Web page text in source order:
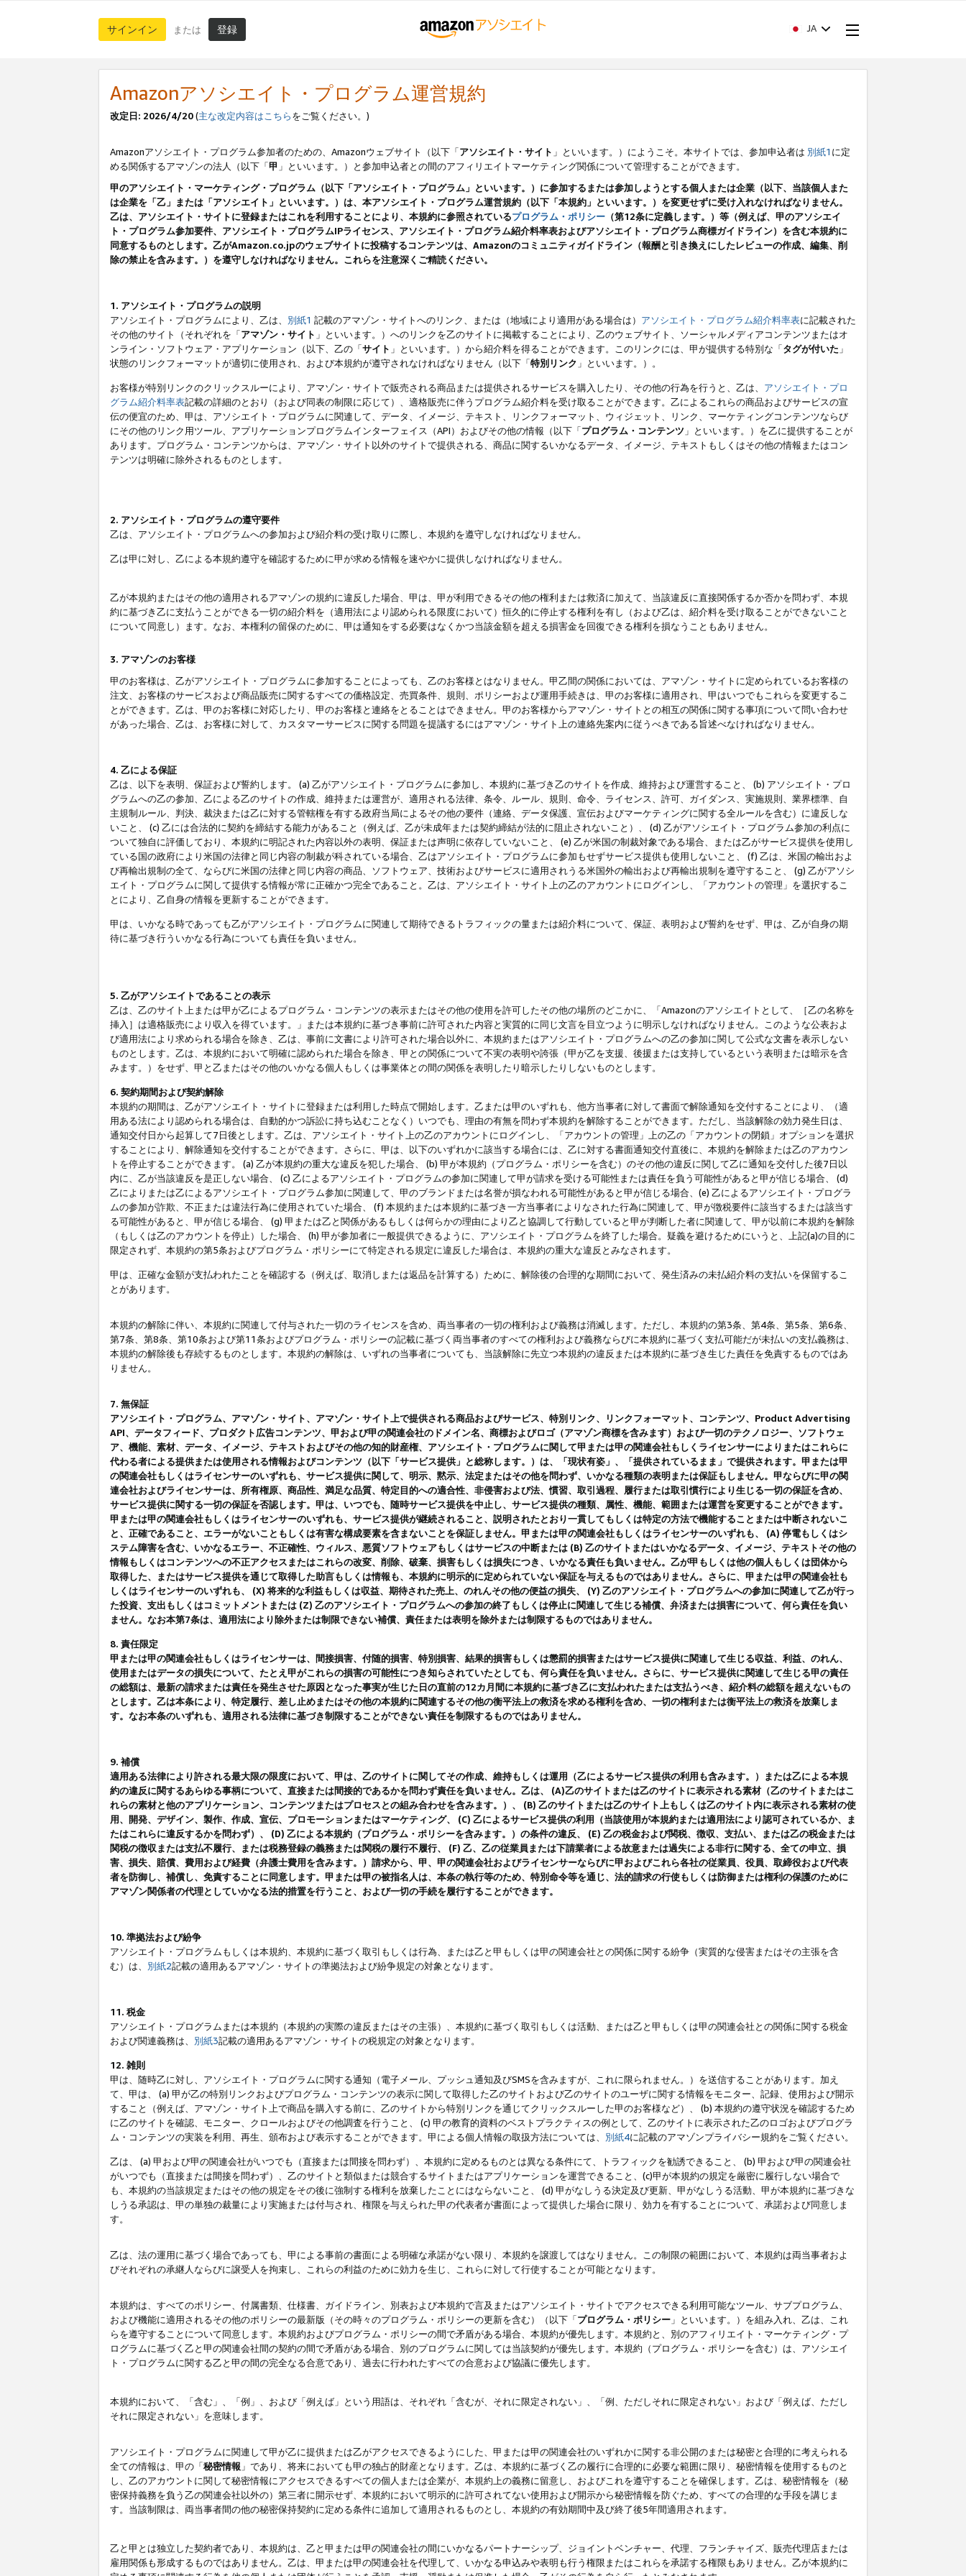
サインイン または 登録 JA
Amazonアソシエイト・プログラム運営規約
改定日: 2026/4/20(主な改定内容はこちらをご覧ください。)
Amazonアソシエイト・プログラム参加者のための、Amazonウェブサイト（以下「アソシエイト・サイト 」といいます。）にようこそ。本サイトでは、参加申込者は 別紙1 に定
める関係するアマゾンの法人（以下「甲 」といいます。）と参加申込者との間のアフィリエイトマーケティング関係について管理することができます。
甲のアソシエイト・マーケティング・プログラム（以下「アソシエイト・プログラム」といいます。）に参加するまたは参加しようとする個人または企業（以下、当該個人また
は企業を「乙」または「アソシエイト」といいます。）は、本アソシエイト・プログラム運営規約（以下「本規約」といいます。）を変更せずに受け入れなければなりません。
乙は、アソシエイト・サイトに登録またはこれを利用することにより、本規約に参照されているプログラム・ポリシー （第12条に定義します。）等（例えば、甲のアソシエイ
ト・プログラム参加要件、アソシエイト・プログラムIPライセンス、アソシエイト・プログラム紹介料率表およびアソシエイト・プログラム商標ガイドライン）を含む本規約に
同意するものとします。乙がAmazon.co.jpのウェブサイトに投稿するコンテンツは、Amazonのコミュニティガイドライン（報酬と引き換えにしたレビューの作成、編集、削
除の禁止を含みます。）を遵守しなければなりません。これらを注意深くご精読ください。
1. アソシエイト・プログラムの説明
アソシエイト・プログラムにより、乙は、 別紙1 記載のアマゾン・サイトへのリンク、または（地域により適用がある場合は） アソシエイト・プログラム紹介料率表に記載された
その他のサイト（それぞれを「アマゾン・サイト 」といいます。）へのリンクを乙のサイトに掲載することにより、乙のウェブサイト、ソーシャルメディアコンテンツまたはオ
ンライン・ソフトウェア・アプリケーション（以下、乙の「サイト 」といいます。）から紹介料を得ることができます。このリンクには、甲が提供する特別な「タグが付いた 」
状態のリンクフォーマットが適切に使用され、および本規約が遵守されなければなりません（以下「特別リンク 」といいます。）。
お客様が特別リンクのクリックスルーにより、アマゾン・サイトで販売される商品または提供されるサービスを購入したり、その他の行為を行うと、乙は、 アソシエイト・プロ
グラム紹介料率表記載の詳細のとおり（および同表の制限に応じて）、適格販売に伴うプログラム紹介料を受け取ることができます。乙によるこれらの商品およびサービスの宣
伝の便宜のため、甲は、アソシエイト・プログラムに関連して、データ、イメージ、テキスト、リンクフォーマット、ウィジェット、リンク、マーケティングコンテンツならび
にその他のリンク用ツール、アプリケーションプログラムインターフェイス（API）およびその他の情報（以下「プログラム・コンテンツ 」といいます。）を乙に提供することが
あります。プログラム・コンテンツからは、アマゾン・サイト以外のサイトで提供される、商品に関するいかなるデータ、イメージ、テキストもしくはその他の情報またはコン
テンツは明確に除外されるものとします。
2. アソシエイト・プログラムの遵守要件
乙は、アソシエイト・プログラムへの参加および紹介料の受け取りに際し、本規約を遵守しなければなりません。
乙は甲に対し、乙による本規約遵守を確認するために甲が求める情報を速やかに提供しなければなりません。
乙が本規約またはその他の適用されるアマゾンの規約に違反した場合、甲は、甲が利用できるその他の権利または救済に加えて、当該違反に直接関係するか否かを問わず、本規
約に基づき乙に支払うことができる一切の紹介料を（適用法により認められる限度において）恒久的に停止する権利を有し（および乙は、紹介料を受け取ることができないこと
について同意し）ます。なお、本権利の留保のために、甲は通知をする必要はなくかつ当該金額を超える損害金を回復できる権利を損なうこともありません。
3. アマゾンのお客様
甲のお客様は、乙がアソシエイト・プログラムに参加することによっても、乙のお客様とはなりません。甲乙間の関係においては、アマゾン・サイトに定められているお客様の
注文、お客様のサービスおよび商品販売に関するすべての価格設定、売買条件、規則、ポリシーおよび運用手続きは、甲のお客様に適用され、甲はいつでもこれらを変更するこ
とができます。乙は、甲のお客様に対応したり、甲のお客様と連絡をとることはできません。甲のお客様からアマゾン・サイトとの相互の関係に関する事項について問い合わせ
があった場合、乙は、お客様に対して、カスタマーサービスに関する問題を提議するにはアマゾン・サイト上の連絡先案内に従うべきである旨述べなければなりません。
4. 乙による保証
乙は、以下を表明、保証および誓約します。 (a) 乙がアソシエイト・プログラムに参加し、本規約に基づき乙のサイトを作成、維持および運営すること、 (b) アソシエイト・プロ
グラムへの乙の参加、乙による乙のサイトの作成、維持または運営が、適用される法律、条令、ルール、規則、命令、ライセンス、許可、ガイダンス、実施規則、業界標準、自
主規制ルール、判決、裁決または乙に対する管轄権を有する政府当局によるその他の要件（連絡、データ保護、宣伝およびマーケティングに関する全ルールを含む）に違反しな
いこと、 (c) 乙には合法的に契約を締結する能力があること（例えば、乙が未成年または契約締結が法的に阻止されないこと）、 (d) 乙がアソシエイト・プログラム参加の利点に
ついて独自に評価しており、本規約に明記された内容以外の表明、保証または声明に依存していないこと、 (e) 乙が米国の制裁対象である場合、または乙がサービス提供を使用し
ている国の政府により米国の法律と同じ内容の制裁が科されている場合、乙はアソシエイト・プログラムに参加もせずサービス提供も使用しないこと、 (f) 乙は、米国の輸出およ
び再輸出規制の全て、ならびに米国の法律と同じ内容の商品、ソフトウェア、技術およびサービスに適用されうる米国外の輸出および再輸出規制を遵守すること、 (g) 乙がアソシ
エイト・プログラムに関して提供する情報が常に正確かつ完全であること。乙は、アソシエイト・サイト上の乙のアカウントにログインし、「アカウントの管理」を選択するこ
とにより、乙自身の情報を更新することができます。
甲は、いかなる時であっても乙がアソシエイト・プログラムに関連して期待できるトラフィックの量または紹介料について、保証、表明および誓約をせず、甲は、乙が自身の期
待に基づき行ういかなる行為についても責任を負いません。
5. 乙がアソシエイトであることの表示
乙は、乙のサイト上または甲が乙によるプログラム・コンテンツの表示またはその他の使用を許可したその他の場所のどこかに、「Amazonのアソシエイトとして、［乙の名称を
挿入］は適格販売により収入を得ています。」または本規約に基づき事前に許可された内容と実質的に同じ文言を目立つように明示しなければなりません。このような公表およ
び適用法により求められる場合を除き、乙は、事前に文書により許可された場合以外に、本規約またはアソシエイト・プログラムへの乙の参加に関して公式な文書を表示しない
ものとします。乙は、本規約において明確に認められた場合を除き、甲との関係について不実の表明や誇張（甲が乙を支援、後援または支持しているという表明または暗示を含
みます。）をせず、甲と乙またはその他のいかなる個人もしくは事業体との間の関係を表明したり暗示したりしないものとします。
6. 契約期間および契約解除
本規約の期間は、乙がアソシエイト・サイトに登録または利用した時点で開始します。乙または甲のいずれも、他方当事者に対して書面で解除通知を交付することにより、（適
用ある法により認められる場合は、自動的かつ訴訟に持ち込むことなく）いつでも、理由の有無を問わず本規約を解除することができます。ただし、当該解除の効力発生日は、
通知交付日から起算して7日後とします。乙は、アソシエイト・サイト上の乙のアカウントにログインし、「アカウントの管理」上の乙の「アカウントの閉鎖」オプションを選択
することにより、解除通知を交付することができます。さらに、甲は、以下のいずれかに該当する場合には、乙に対する書面通知交付直後に、本規約を解除または乙のアカウン
トを停止することができます。 (a) 乙が本規約の重大な違反を犯した場合、 (b) 甲が本規約（プログラム・ポリシーを含む）のその他の違反に関して乙に通知を交付した後7日以
内に、乙が当該違反を是正しない場合、 (c) 乙によるアソシエイト・プログラムの参加に関連して甲が請求を受ける可能性または責任を負う可能性があると甲が信じる場合、 (d)
乙によりまたは乙によるアソシエイト・プログラム参加に関連して、甲のブランドまたは名誉が損なわれる可能性があると甲が信じる場合、(e) 乙によるアソシエイト・プログラ
ムの参加が詐欺、不正または違法行為に使用されていた場合、 (f) 本規約または本規約に基づき一方当事者によりなされた行為に関連して、甲が徴税要件に該当するまたは該当す
る可能性があると、甲が信じる場合、 (g) 甲または乙と関係があるもしくは何らかの理由により乙と協調して行動していると甲が判断した者に関連して、甲が以前に本規約を解除
（もしくは乙のアカウントを停止）した場合、 (h) 甲が参加者に一般提供できるように、アソシエイト・プログラムを終了した場合。疑義を避けるためにいうと、上記(a)の目的に
限定されず、本規約の第5条およびプログラム・ポリシーにて特定される規定に違反した場合は、本規約の重大な違反とみなされます。
甲は、正確な金額が支払われたことを確認する（例えば、取消しまたは返品を計算する）ために、解除後の合理的な期間において、発生済みの未払紹介料の支払いを保留するこ
とがあります。
本規約の解除に伴い、本規約に関連して付与された一切のライセンスを含め、両当事者の一切の権利および義務は消滅します。ただし、本規約の第3条、第4条、第5条、第6条、
第7条、第8条、第10条および第11条およびプログラム・ポリシーの記載に基づく両当事者のすべての権利および義務ならびに本規約に基づく支払可能だが未払いの支払義務は、
本規約の解除後も存続するものとします。本規約の解除は、いずれの当事者についても、当該解除に先立つ本規約の違反または本規約に基づき生じた責任を免責するものではあ
りません。
7. 無保証
アソシエイト・プログラム、アマゾン・サイト、アマゾン・サイト上で提供される商品およびサービス、特別リンク、リンクフォーマット、コンテンツ、Product Advertising
API、データフィード、プロダクト広告コンテンツ、甲および甲の関連会社のドメイン名、商標およびロゴ（アマゾン商標を含みます）および一切のテクノロジー、ソフトウェ
ア、機能、素材、データ、イメージ、テキストおよびその他の知的財産権、アソシエイト・プログラムに関して甲または甲の関連会社もしくライセンサーによりまたはこれらに
代わる者による提供または使用される情報およびコンテンツ（以下「サービス提供」と総称します。）は、「現状有姿」、「提供されているまま」で提供されます。甲または甲
の関連会社もしくはライセンサーのいずれも、サービス提供に関して、明示、黙示、法定またはその他を問わず、いかなる種類の表明または保証もしません。甲ならびに甲の関
連会社およびライセンサーは、所有権原、商品性、満足な品質、特定目的への適合性、非侵害および法、慣習、取引過程、履行または取引慣行により生じる一切の保証を含め、
サービス提供に関する一切の保証を否認します。甲は、いつでも、随時サービス提供を中止し、サービス提供の種類、属性、機能、範囲または運営を変更することができます。
甲または甲の関連会社もしくはライセンサーのいずれも、サービス提供が継続されること、説明されたとおり一貫してもしくは特定の方法で機能することまたは中断されないこ
と、正確であること、エラーがないこともしくは有害な構成要素を含まないことを保証しません。甲または甲の関連会社もしくはライセンサーのいずれも、 (A) 停電もしくはシ
ステム障害を含む、いかなるエラー、不正確性、ウィルス、悪質ソフトウェアもしくはサービスの中断または (B) 乙のサイトまたはいかなるデータ、イメージ、テキストその他の
情報もしくはコンテンツへの不正アクセスまたはこれらの改変、削除、破棄、損害もしくは損失につき、いかなる責任も負いません。乙が甲もしくは他の個人もしくは団体から
取得した、またはサービス提供を通じて取得した助言もしくは情報も、本規約に明示的に定められていない保証を与えるものではありません。さらに、甲または甲の関連会社も
しくはライセンサーのいずれも、 (X) 将来的な利益もしくは収益、期待された売上、のれんその他の便益の損失、 (Y) 乙のアソシエイト・プログラムへの参加に関連して乙が行っ
た投資、支出もしくはコミットメントまたは (Z) 乙のアソシエイト・プログラムへの参加の終了もしくは停止に関連して生じる補償、弁済または損害について、何ら責任を負い
ません。なお本第7条は、適用法により除外または制限できない補償、責任または表明を除外または制限するものではありません。
8. 責任限定
甲または甲の関連会社もしくはライセンサーは、間接損害、付随的損害、特別損害、結果的損害もしくは懲罰的損害またはサービス提供に関連して生じる収益、利益、のれん、
使用またはデータの損失について、たとえ甲がこれらの損害の可能性につき知らされていたとしても、何ら責任を負いません。さらに、サービス提供に関連して生じる甲の責任
の総額は、最新の請求または責任を発生させた原因となった事実が生じた日の直前の12カ月間に本規約に基づき乙に支払われたまたは支払うべき、紹介料の総額を超えないもの
とします。乙は本条により、特定履行、差し止めまたはその他の本規約に関連するその他の衡平法上の救済を求める権利を含め、一切の権利または衡平法上の救済を放棄しま
す。なお本条のいずれも、適用される法律に基づき制限することができない責任を制限するものではありません。
9. 補償
適用ある法律により許される最大限の限度において、甲は、乙のサイトに関してその作成、維持もしくは運用（乙によるサービス提供の利用も含みます。）または乙による本規
約の違反に関するあらゆる事柄について、直接または間接的であるかを問わず責任を負いません。乙は、 (A)乙のサイトまたは乙のサイトに表示される素材（乙のサイトまたはこ
れらの素材と他のアプリケーション、コンテンツまたはプロセスとの組み合わせを含みます。）、 (B) 乙のサイトまたは乙のサイト上もしくは乙のサイト内に表示される素材の使
用、開発、デザイン、製作、作成、宣伝、プロモーションまたはマーケティング、 (C) 乙によるサービス提供の利用（当該使用が本規約または適用法により認可されているか、ま
たはこれらに違反するかを問わず）、 (D) 乙による本規約（プログラム・ポリシーを含みます。）の条件の違反、 (E) 乙の税金および関税、徴収、支払い、または乙の税金または
関税の徴収または支払不履行、または税務登録の義務または関税の履行不履行、 (F) 乙、乙の従業員または下請業者による故意または過失による非行に関する、全ての申立、損
害、損失、賠償、費用および経費（弁護士費用を含みます。）請求から、甲、甲の関連会社およびライセンサーならびに甲およびこれら各社の従業員、役員、取締役および代表
者を防御し、補償し、免責することに同意します。甲または甲の被指名人は、本条の執行等のため、特別命令等を通じ、法的請求の行使もしくは防御または権利の保護のために
アマゾン関係者の代理としていかなる法的措置を行うこと、および一切の手続を履行することができます。
10. 準拠法および紛争
アソシエイト・プログラムもしくは本規約、本規約に基づく取引もしくは行為、または乙と甲もしくは甲の関連会社との関係に関する紛争（実質的な侵害またはその主張を含
む）は、 別紙2記載の適用あるアマゾン・サイトの準拠法および紛争規定の対象となります。
11. 税金
アソシエイト・プログラムまたは本規約（本規約の実際の違反またはその主張）、本規約に基づく取引もしくは活動、または乙と甲もしくは甲の関連会社との関係に関する税金
および関連義務は、 別紙3記載の適用あるアマゾン・サイトの税規定の対象となります。
12. 雑則
甲は、随時乙に対し、アソシエイト・プログラムに関する通知（電子メール、プッシュ通知及びSMSを含みますが、これに限られません。）を送信することがあります。加え
て、甲は、 (a) 甲が乙の特別リンクおよびプログラム・コンテンツの表示に関して取得した乙のサイトおよび乙のサイトのユーザに関する情報をモニター、記録、使用および開示
すること（例えば、アマゾン・サイト上で商品を購入する前に、乙のサイトから特別リンクを通じてクリックスルーした甲のお客様など）、 (b) 本規約の遵守状況を確認するため
に乙のサイトを確認、モニター、クロールおよびその他調査を行うこと、 (c) 甲の教育的資料のベストプラクティスの例として、乙のサイトに表示された乙のロゴおよびプログラ
ム・コンテンツの実装を利用、再生、頒布および表示することができます。甲による個人情報の取扱方法については、 別紙4に記載のアマゾンプライバシー規約をご覧ください。
乙は、 (a) 甲および甲の関連会社がいつでも（直接または間接を問わず）、本規約に定めるものとは異なる条件にて、トラフィックを勧誘できること、 (b) 甲および甲の関連会社
がいつでも（直接または間接を問わず）、乙のサイトと類似または競合するサイトまたはアプリケーションを運営できること、(c)甲が本規約の規定を厳密に履行しない場合で
も、本規約の当該規定またはその他の規定をその後に強制する権利を放棄したことにはならないこと、 (d) 甲がなしうる決定及び更新、甲がなしうる活動、甲が本規約に基づきな
しうる承認は、甲の単独の裁量により実施または付与され、権限を与えられた甲の代表者が書面によって提供した場合に限り、効力を有することについて、承諾および同意しま
す。
乙は、法の運用に基づく場合であっても、甲による事前の書面による明確な承諾がない限り、本規約を譲渡してはなりません。この制限の範囲において、本規約は両当事者およ
びそれぞれの承継人ならびに譲受人を拘束し、これらの利益のために効力を生じ、これらに対して行使することが可能となります。
本規約は、すべてのポリシー、付属書類、仕様書、ガイドライン、別表および本規約で言及またはアソシエイト・サイトでアクセスできる利用可能なツール、サブプログラム、
および機能に適用されるその他のポリシーの最新版（その時々のプログラム・ポリシーの更新を含む）（以下「プログラム・ポリシー 」といいます。）を組み入れ、乙は、これ
らを遵守することについて同意します。本規約およびプログラム・ポリシーの間で矛盾がある場合、本規約が優先します。本規約と、別のアフィリエイト・マーケティング・プ
ログラムに基づく乙と甲の関連会社間の契約の間で矛盾がある場合、別のプログラムに関しては当該契約が優先します。本規約（プログラム・ポリシーを含む）は、アソシエイ
ト・プログラムに関する乙と甲の間の完全なる合意であり、過去に行われたすべての合意および協議に優先します。
本規約において、「含む」、「例」、および「例えば」という用語は、それぞれ「含むが、それに限定されない」、「例、ただしそれに限定されない」および「例えば、ただし
それに限定されない」を意味します。
アソシエイト・プログラムに関連して甲が乙に提供または乙がアクセスできるようにした、甲または甲の関連会社のいずれかに関する非公開のまたは秘密と合理的に考えられる
全ての情報は、甲の「秘密情報 」であり、将来においても甲の独占的財産となります。乙は、本規約に基づく乙の履行に合理的に必要な範囲に限り、秘密情報を使用するものと
し、乙のアカウントに関して秘密情報にアクセスできるすべての個人または企業が、本規約上の義務に留意し、およびこれを遵守することを確保します。乙は、秘密情報を（秘
密保持義務を負う乙の関連会社以外の）第三者に開示せず、本規約において明示的に許可されてない使用および開示から秘密情報を防ぐため、すべての合理的な手段を講じま
す。当該制限は、両当事者間の他の秘密保持契約に定める条件に追加して適用されるものとし、本規約の有効期間中及び終了後5年間適用されます。
乙と甲とは独立した契約者であり、本規約は、乙と甲または甲の関連会社の間にいかなるパートナーシップ、ジョイントベンチャー、代理、フランチャイズ、販売代理店または
雇用関係も形成するものではありません。乙は、甲または甲の関連会社を代理して、いかなる申込みや表明も行う権限またはこれらを承諾する権限もありません。乙が本規約に